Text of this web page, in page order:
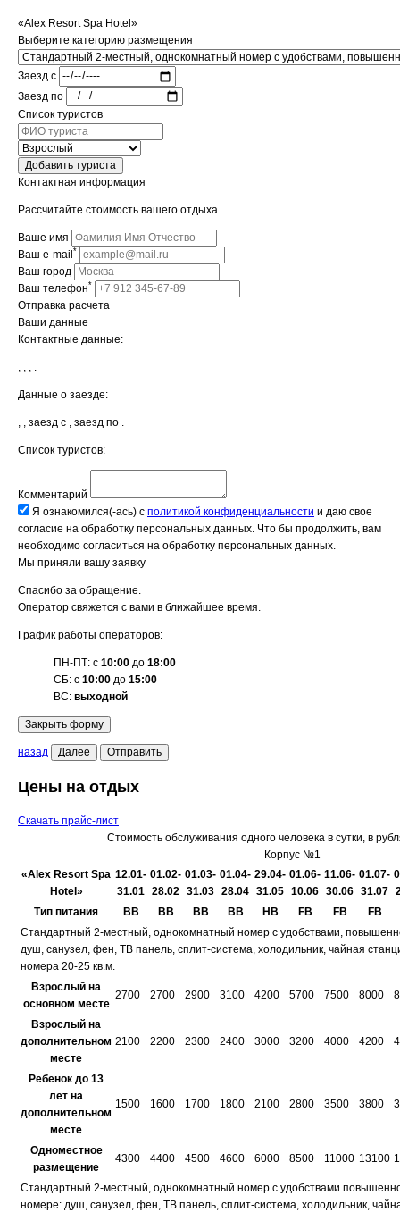
«Alex Resort Spa Hotel»
Выберите категорию размещения
Заезд с
Заезд по
Список туристов
Добавить туриста
Контактная информация
Рассчитайте стоимость вашего отдыха
Ваше имя
Ваш e-mail *
Ваш город
Ваш телефон*
Отправка расчета
Ваши данные
Контактные данные:
, , , .
Данные о заезде:
, , заезд с , заезд по .
Список туристов:
Комментарий
Я ознакомился(-ась) с политикой конфиденциальности и даю свое
согласие на обработку персональных данных. Что бы продолжить, вам
необходимо согласиться на обработку персональных данных.
Мы приняли вашу заявку
Спасибо за обращение.
Оператор свяжется с вами в ближайшее время.
График работы операторов:
ПН-ПТ: с 10:00 до 18:00
СБ: с 10:00 до 15:00
ВС: выходной
Закрыть форму
назад Далее Отправить
Цены на отдых
Скачать прайс-лист
Стоимость обслуживания одного человека в сутки, в
Корпус №1
«Alex Resort Spa
Hotel»
12.01-
31.01
01.02-
28.02
01.03-
31.03
01.04-
28.04
29.04-
31.05
01.06-
10.06
11.06-
30.06
01.07-
31.07
Тип питания
BB BB BB BB HB FB FB
FB
Стандартный 2-местный, однокомнатный номер с удобствами,
душ, санузел, фен, ТВ панель, сплит-система, холодильник, чайная
номера 20-25 кв.м.
Взрослый на
основном месте
2700 2700 2900 3100 4200 5700 7500 8000
Взрослый на
дополнительном
месте
2100 2200 2300 2400 3000 3200 4000 4200
Ребенок до 13
лет на
дополнительном
месте
1500 1600 1700 1800 2100 2800 3500 3800
Одноместное
размещение
4300 4400 4500 4600 6000 8500 11000 13100
Стандартный 2-местный, однокомнатный номер с удобствами
номере: душ, санузел, фен, ТВ панель, сплит-система, холодильник,